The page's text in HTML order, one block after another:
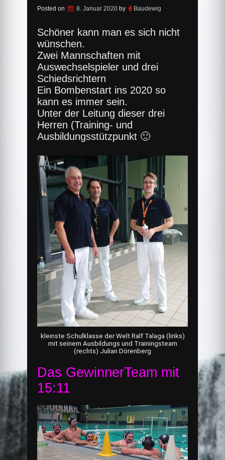
Posted on 8. Januar 2020by Baudewig
Schöner kann man es sich nicht
wünschen.
Zwei Mannschaften mit
Auswechselspieler und drei
Schiedsrichtern
Ein Bombenstart ins 2020 so
kann es immer sein.
Unter der Leitung dieser drei
Herren (Training- und
Ausbildungsstützpunkt 🙂
kleinste Schulklasse der Welt Ralf Talaga (links)
mit seinem Ausbildungs und Trainingsteam
(rechts) Julian Dörenberg
Das GewinnerTeam mit
15:11